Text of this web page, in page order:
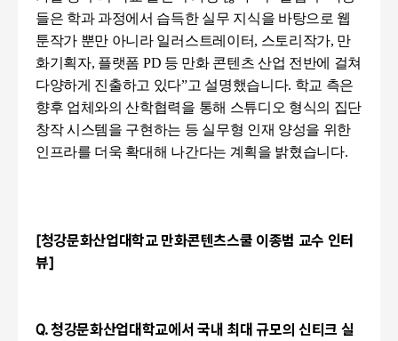
들은 학과 과정에서 습득한 실무 지식을 바탕으로 웹
툰작가 뿐만 아니라 일러스트레이터, 스토리작가, 만
화기획자, 플랫폼 PD 등 만화 콘텐츠 산업 전반에 걸쳐
다양하게 진출하고 있다”고 설명했습니다. 학교 측은
향후 업체와의 산학협력을 통해 스튜디오 형식의 집단
창작 시스템을 구현하는 등 실무형 인재 양성을 위한
인프라를 더욱 확대해 나간다는 계획을 밝혔습니다.
[청강문화산업대학교 만화콘텐츠스쿨 이종범 교수 인터
뷰]
Q.청강문화산업대학교에서 국내 최대 규모의 신티크 실